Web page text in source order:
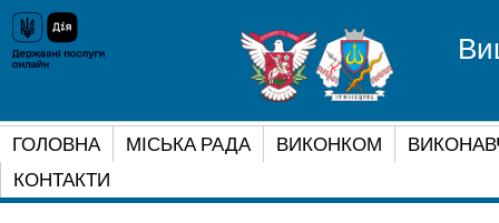
ГОЛОВНА МІСЬКА РАДА ВИКОНКОМ
КОНТАКТИ